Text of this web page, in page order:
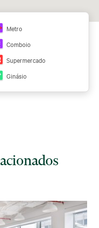
Metro
Comboio
Supermercado
Ginásio